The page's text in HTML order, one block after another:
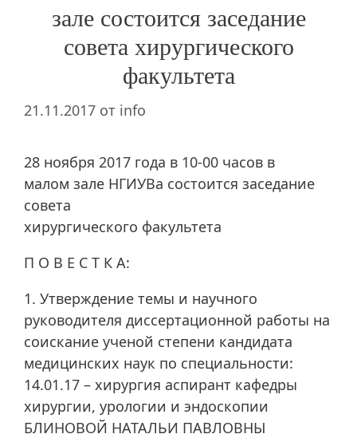
зале состоится заседание
совета хирургического
факультета
21.11.2017 от info
28 ноября 2017 года в 10-00 часов в
малом зале НГИУВа состоится заседание
совета
хирургического факультета
П О В Е С Т К А:
1. Утверждение темы и научного
руководителя диссертационной работы на
соискание ученой степени кандидата
медицинских наук по специальности:
14.01.17 – хирургия аспирант кафедры
хирургии, урологии и эндоскопии
БЛИНОВОЙ НАТАЛЬИ ПАВЛОВНЫ